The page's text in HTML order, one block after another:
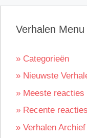
Verhalen Menu
» Categorieën
» Nieuwste
» Meeste reacties
» Recente reacties
» Verhalen Archief